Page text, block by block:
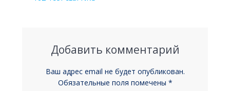
Добавить комментарий
Ваш адрес email не будет опубликован.
Обязательные поля помечены *